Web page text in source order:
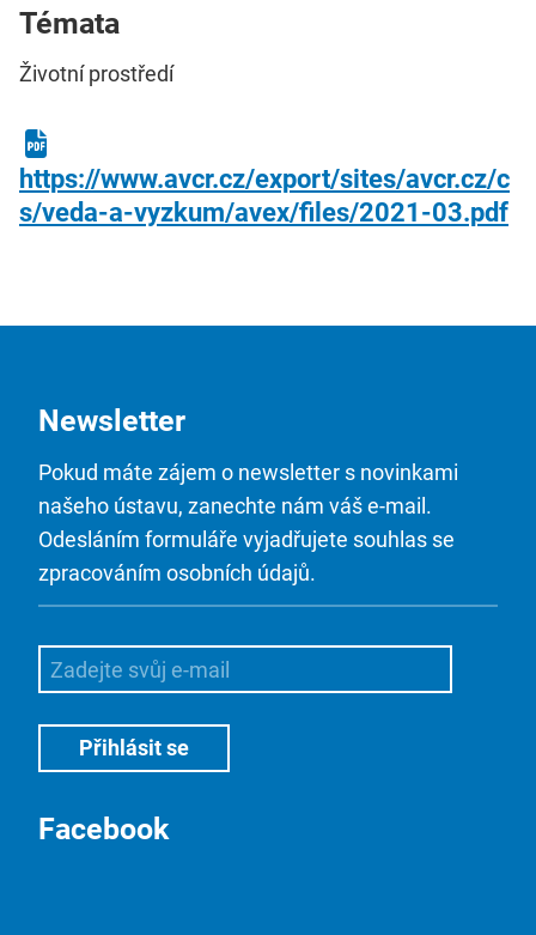
Témata
Životní prostředí
https://www.avcr.cz/export/sites/avcr.cz/c
s/veda-a-vyzkum/avex/files/2021-03.pdf
Newsletter
Pokud máte zájem o newsletter s novinkami
našeho ústavu, zanechte nám váš e-mail.
Odesláním formuláře vyjadřujete souhlas se
zpracováním osobních údajů.
Facebook